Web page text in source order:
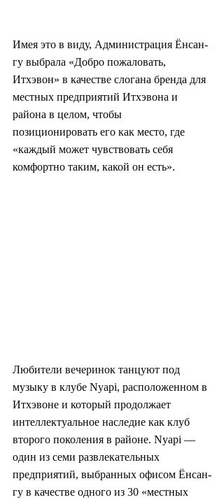
Имея это в виду, Администрация Ёнсан-
гу выбрала «Добро пожаловать,
Итхэвон» в качестве слогана бренда для
местных предприятий Итхэвона и
района в целом, чтобы
позиционировать его как место, где
«каждый может чувствовать себя
комфортно таким, какой он есть».
Любители вечеринок танцуют под
музыку в клубе Nyapi, расположенном в
Итхэвоне и который продолжает
интеллектуальное наследие как клуб
второго поколения в районе. Nyapi —
один из семи развлекательных
предприятий, выбранных офисом Ёнсан-
гу в качестве одного из 30 «местных